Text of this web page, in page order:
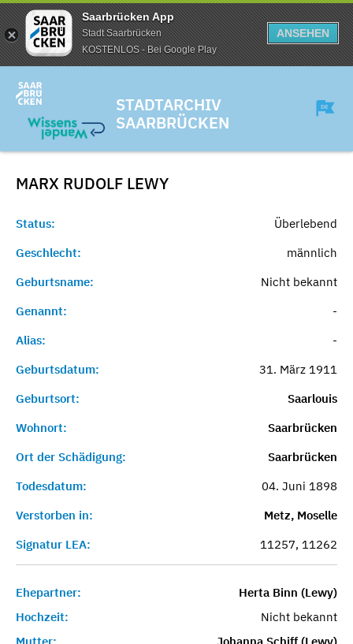
Saarbrücken App
Stadt Saarbrücken
KOSTENLOS - Bei Google Play
ANSEHEN
STADTARCHIV
SAARBRÜCKEN
MARX RUDOLF LEWY
Status:
Überlebend
Geschlecht:
männlich
Geburtsname:
Nicht bekannt
Genannt:
-
Alias:
-
Geburtsdatum:
31. März 1911
Geburtsort:
Saarlouis
Wohnort:
Saarbrücken
Ort der Schädigung:
Saarbrücken
Todesdatum:
04. Juni 1898
Verstorben in:
Metz, Moselle
Signatur LEA:
11257, 11262
Ehepartner:
Herta Binn (Lewy)
Hochzeit:
Nicht bekannt